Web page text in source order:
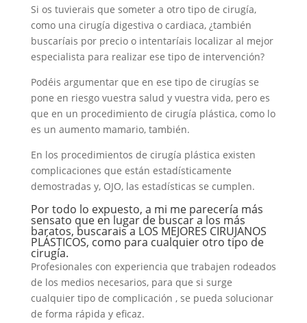
Si os tuvierais que someter a otro tipo de cirugía,
como una cirugía digestiva o cardiaca, ¿también
buscaríais por precio o intentaríais localizar al mejor
especialista para realizar ese tipo de intervención?
Podéis argumentar que en ese tipo de cirugías se
pone en riesgo vuestra salud y vuestra vida, pero es
que en un procedimiento de cirugía plástica, como lo
es un aumento mamario, también.
En los procedimientos de cirugía plástica existen
complicaciones que están estadísticamente
demostradas y, OJO, las estadísticas se cumplen.
Por todo lo expuesto, a mi me parecería más
sensato que en lugar de buscar a los más
baratos, buscarais a LOS MEJORES CIRUJANOS
PLÁSTICOS, como para cualquier otro tipo de
cirugía.
Profesionales con experiencia que trabajen rodeados
de los medios necesarios, para que si surge
cualquier tipo de complicación , se pueda solucionar
de forma rápida y eficaz.